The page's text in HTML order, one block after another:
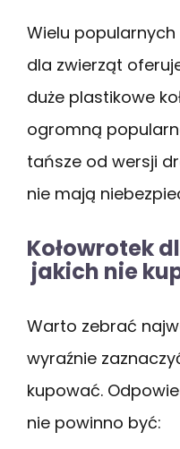
Wielu
dla zwierząt
duże plastikowe
ogromną
tańsze od wersji
nie mają
Kołowrotek
jakich nie
Warto zebrać
wyraźnie
kupować.
nie powinno być: